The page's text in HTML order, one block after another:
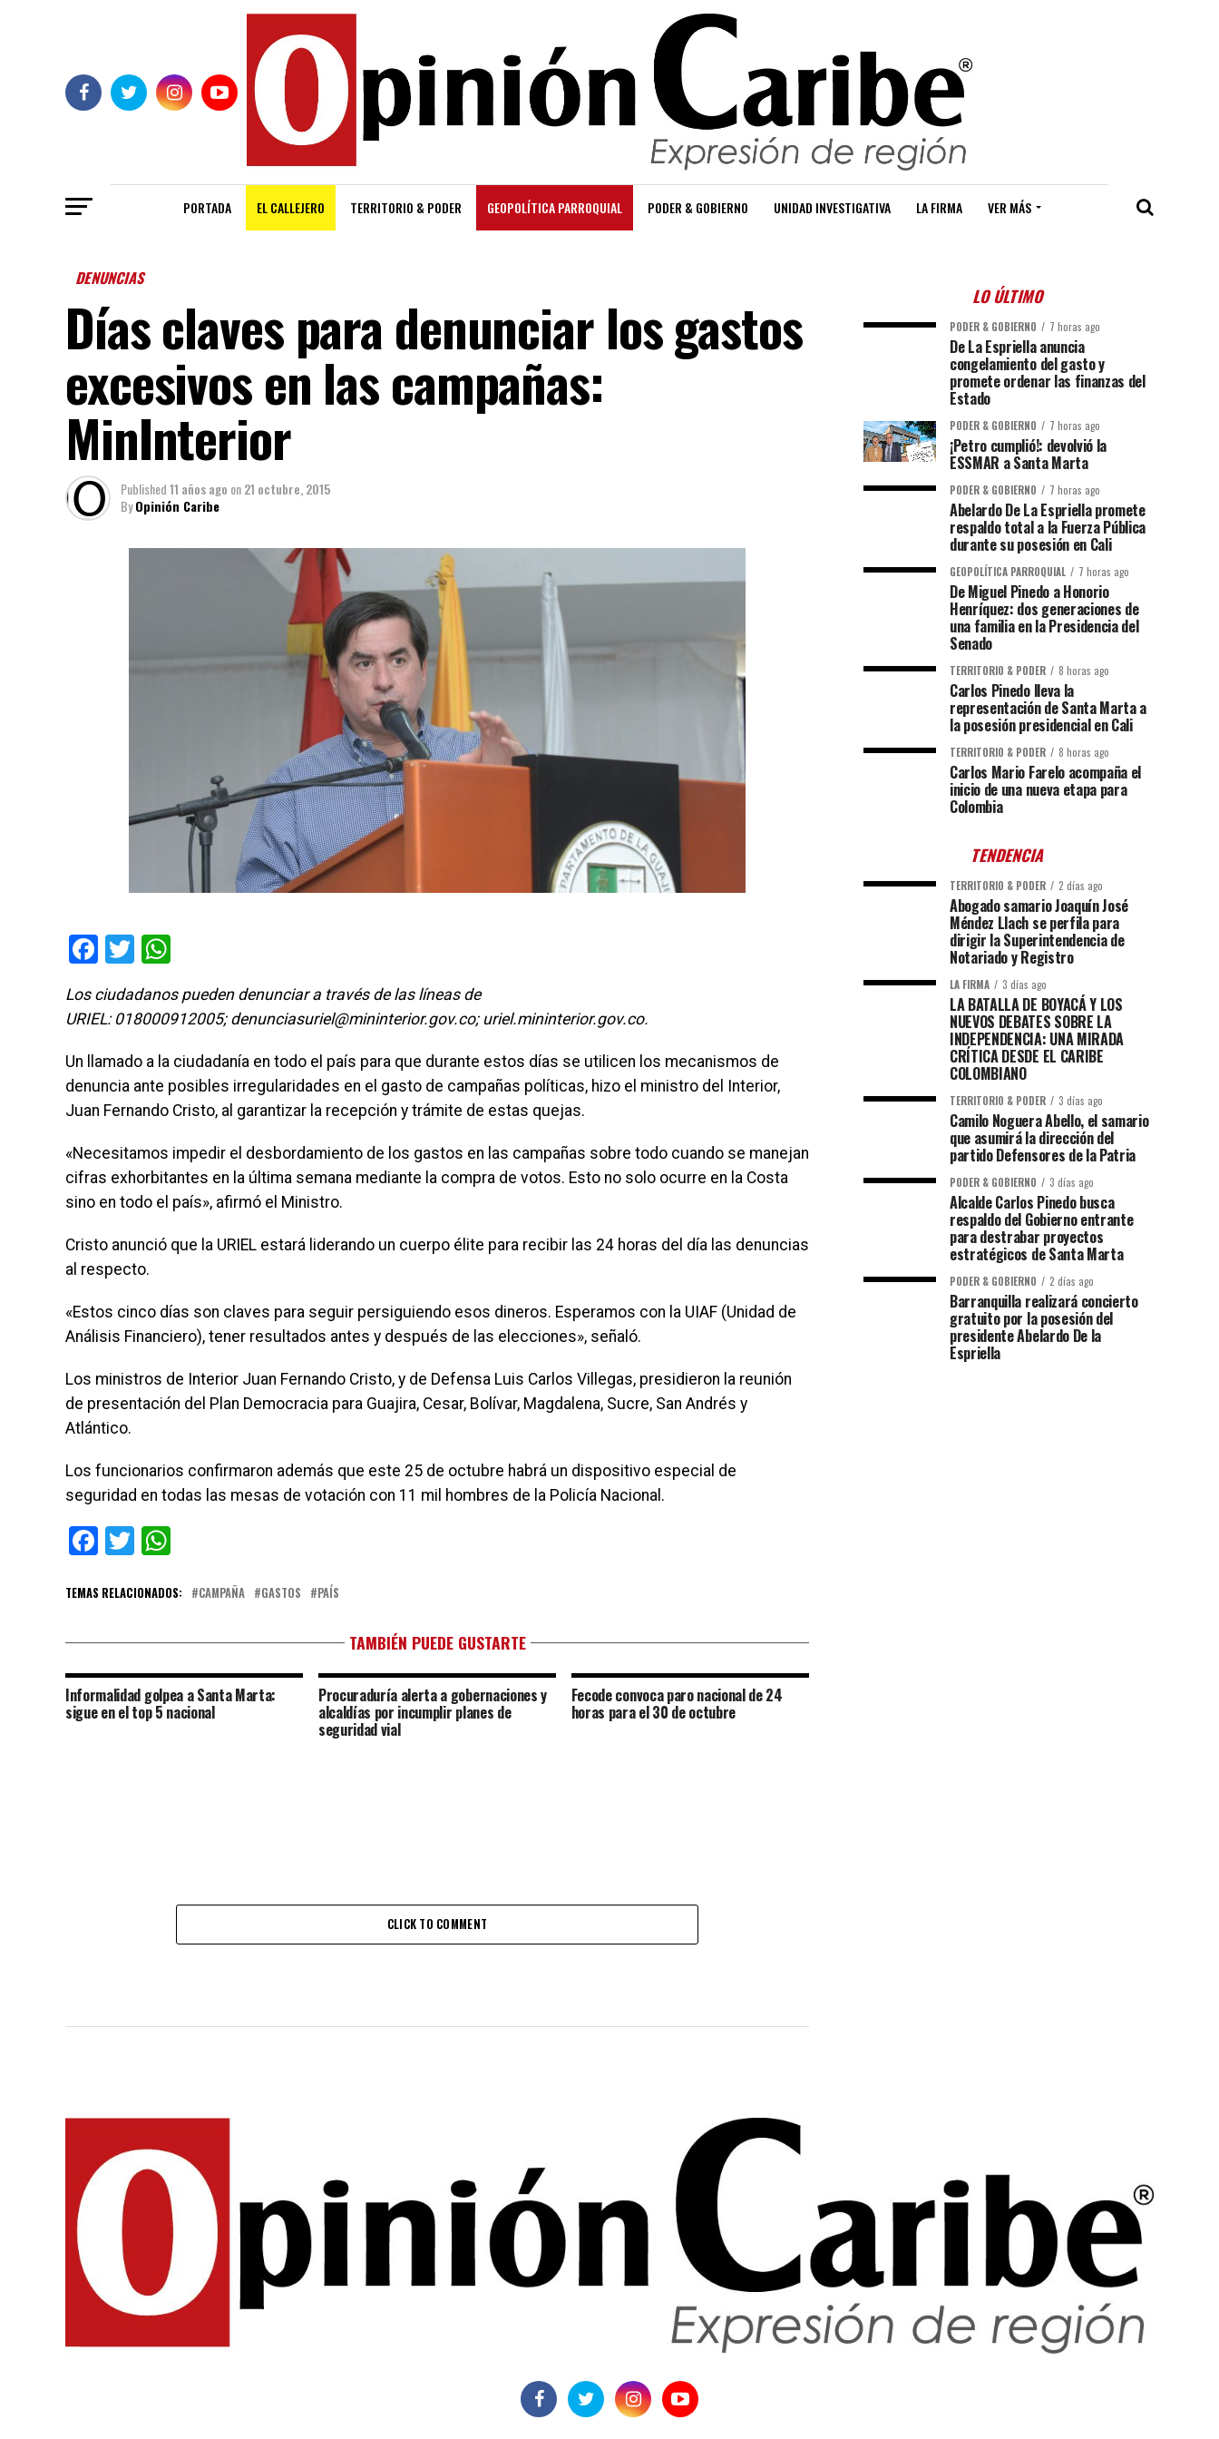
PORTADA EL CALLEJERO TERRITORIO & PODER GEOPOLÍTICA PARROQUIAL PODER & GOBIERNO UNIDAD INVESTIGATIVA LA FIRMA VER MÁS
DENUNCIAS
Días claves para denunciar los gastos
excesivos en las campañas:
MinInterior
Published11 años ago on21 octubre, 2015
ByOpinión Caribe
Facebook
Twitter
Los ciudadanos pueden denunciar a través de las líneas de
URIEL: 018000912005; denunciasuriel@mininterior.gov.co; uriel.mininterior.gov.co.
Un llamado a la ciudadanía en todo el país para que durante estos días se utilicen los mecanismos de
denuncia ante posibles irregularidades en el gasto de campañas políticas, hizo el ministro del Interior,
Juan Fernando Cristo, al garantizar la recepción y trámite de estas quejas.
«Necesitamos impedir el desbordamiento de los gastos en las campañas sobre todo cuando se manejan
cifras exhorbitantes en la última semana mediante la compra de votos. Esto no solo ocurre en la Costa
sino en todo el país», afirmó el Ministro.
Cristo anunció que la URIEL estará liderando un cuerpo élite para recibir las 24 horas del día las denuncias
al respecto.
«Estos cinco días son claves para seguir persiguiendo esos dineros. Esperamos con la UIAF (Unidad de
Análisis Financiero), tener resultados antes y después de las elecciones», señaló.
Los ministros de Interior Juan Fernando Cristo, y de Defensa Luis Carlos Villegas, presidieron la reunión
de presentación del Plan Democracia para Guajira, Cesar, Bolívar, Magdalena, Sucre, San Andrés y
Atlántico.
Los funcionarios confirmaron además que este 25 de octubre habrá un dispositivo especial de
seguridad en todas las mesas de votación con 11 mil hombres de la Policía Nacional.
Facebook
Twitter
TEMAS RELACIONADOS: CAMPAÑA GASTOS PAÍS
TAMBIÉN PUEDE GUSTARTE
Informalidad golpea a Santa Marta:
sigue en el top 5 nacional
Procuraduría alerta a gobernaciones y
alcaldías por incumplir planes de
seguridad vial
Fecode convoca paro nacional de 24
horas para el 30 de octubre
CLICK TO COMMENT
LO ÚLTIMO
PODER & GOBIERNO 7 horas ago
De La Espriella anuncia
congelamiento del gasto y
promete ordenar las finanzas del
Estado
PODER & GOBIERNO 7 horas ago
¡Petro cumplió!: devolvió la
ESSMAR a Santa Marta
PODER & GOBIERNO 7 horas ago
Abelardo De La Espriella promete
respaldo total a la Fuerza Pública
durante su posesión en Cali
GEOPOLÍTICA PARROQUIAL 7 horas ago
De Miguel Pinedo a Honorio
Henríquez: dos generaciones de
una familia en la Presidencia del
Senado
TERRITORIO & PODER 8 horas ago
Carlos Pinedo lleva la
representación de Santa Marta a
la posesión presidencial en Cali
TERRITORIO & PODER 8 horas ago
Carlos Mario Farelo acompaña el
inicio de una nueva etapa para
Colombia
TENDENCIA
TERRITORIO & PODER 2 días ago
Abogado samario Joaquín José
Méndez Llach se perfila para
dirigir la Superintendencia de
Notariado y Registro
LA FIRMA 3 días ago
LA BATALLA DE BOYACÁ Y LOS
NUEVOS DEBATES SOBRE LA
INDEPENDENCIA: UNA MIRADA
CRÍTICA DESDE EL CARIBE
COLOMBIANO
TERRITORIO & PODER 3 días ago
Camilo Noguera Abello, el samario
que asumirá la dirección del
partido Defensores de la Patria
PODER & GOBIERNO 3 días ago
Alcalde Carlos Pinedo busca
respaldo del Gobierno entrante
para destrabar proyectos
estratégicos de Santa Marta
PODER & GOBIERNO 2 días ago
Barranquilla realizará concierto
gratuito por la posesión del
presidente Abelardo De la
Espriella